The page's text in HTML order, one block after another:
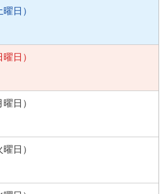
日）
日）
日）
日）